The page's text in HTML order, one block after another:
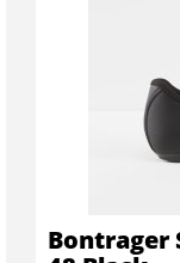
Bontrager